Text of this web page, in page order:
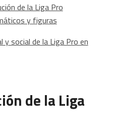
de la Liga Pro
y figuras
y social de la Liga Pro en
de la Liga